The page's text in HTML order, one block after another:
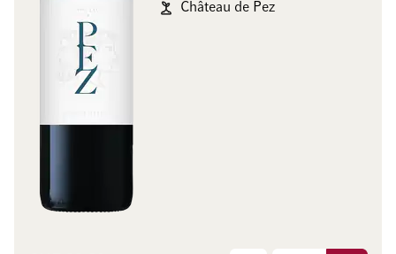
Château de Pez